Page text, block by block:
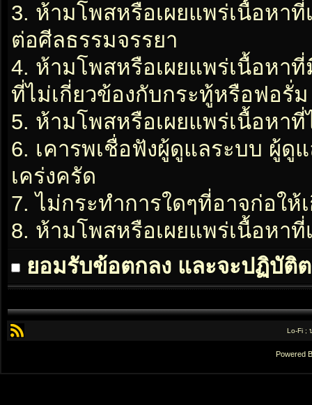
3. ห้ามโพสหรือเผยแพร่เนื้อหา
ต่อศีลธรรมจรรยา
4. ห้ามโพสหรือเผยแพร่เนื้อหา
ที่ไม่เกี่ยวข้องกับกระทู้หรือฟอรั่ม
5. ห้ามโพสหรือเผยแพร่เนื้อหา
6. เคารพเชื่อฟังผู้ดูแลระบบ ผู้ดู
เคร่งครัด
7. ไม่กระทำการใดๆที่อาจก่อให้
8. ห้ามโพสหรือเผยแพร่เนื้อหา
ยอมรับข้อตกลง และจะปฏิบัติ
Lo-Fi ;
Powered